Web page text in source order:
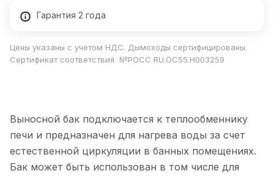
Гарантия 2 года
Цены указаны с учетом НДС. Дымоходы сертифицированы.
Сертификат соответствия №РОСС RU.ОС55.Н003259
Выносной бак подключается к теплообменнику
печи и предназначен для нагрева воды за счет
естественной циркуляции в банных помещениях.
Бак может быть использован в том числе для